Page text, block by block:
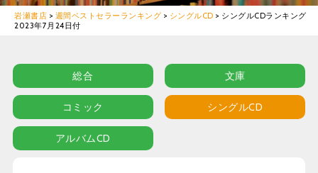
岩瀬書店 > 週間ベストセラーランキング > シングルCD > シングルCDランキング
2023年7月24日付
総合 文庫
コミック シングルCD
アルバムCD